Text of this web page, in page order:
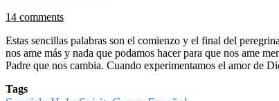
14 comments
Estas sencillas palabras son el comienzo y el final del
nos ame más y nada que podamos hacer para que nos ame
Padre que nos cambia. Cuando experimentamos el amor de
Tags